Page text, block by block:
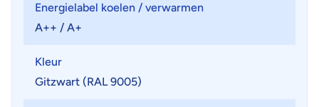
luchtkwaliteit altijd optimaal blijft
Ontwerp behuizing
• Hoogwaardige materialen en premium afwerking
• Geluidsarm
Energielabel koelen / verwarmen
A++ / A+
Kleur
Gitzwart (RAL 9005)